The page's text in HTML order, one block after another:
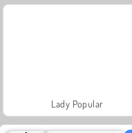
Lady Popular